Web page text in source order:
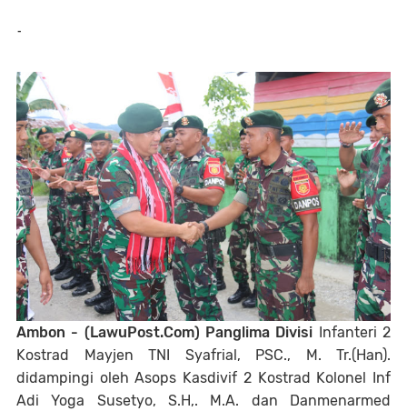
-
Ambon - (LawuPost.Com) Panglima Divisi Infanteri 2
Kostrad Mayjen TNI Syafrial, PSC., M. Tr.(Han).
didampingi oleh Asops Kasdivif 2 Kostrad Kolonel Inf
Adi Yoga Susetyo, S.H,. M.A. dan Danmenarmed